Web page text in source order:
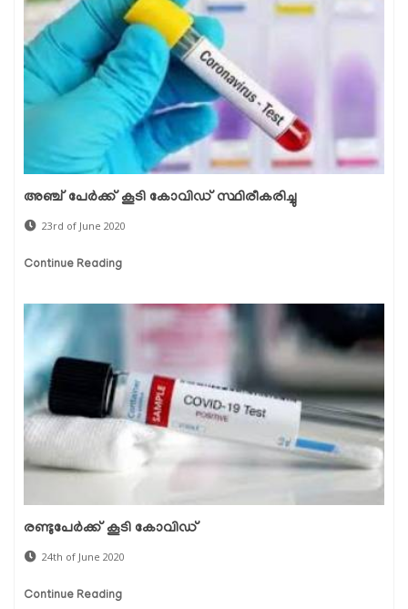
അഞ്ച് പേര്‍ക്ക് കൂടി കോവിഡ് സ്ഥിരീകരിച്ചു
23rd of June 2020
Continue Reading
രണ്ടുപേര്‍ക്ക് കൂടി കോവിഡ്
24th of June 2020
Continue Reading